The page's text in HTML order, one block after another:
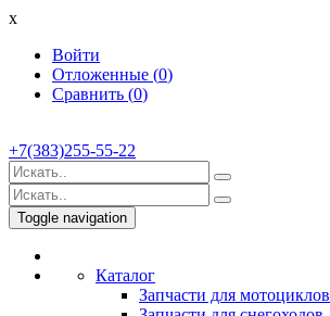
x
Войти
Отложенные (0)
Сравнить (0)
+7(383)255-55-22
Toggle navigation
Каталог
Запчасти для мотоциклов